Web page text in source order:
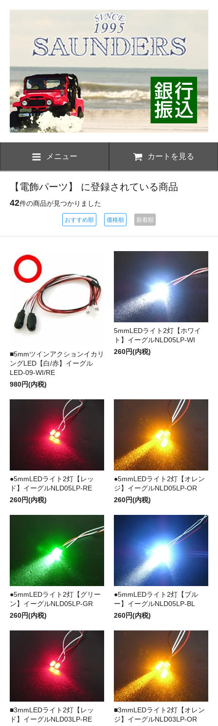
メニュー カートを見る
【電飾パーツ】 に登録されている商品
42件の商品が見つかりました
おすすめ順 価格順 新着順
■5mmツインアクションイカリ
ングLED【白/赤】イーグル
LED-09-WI/RE
980円(内税)
5mmLEDライト2灯【ホワイ
ト】イーグルNLD05LP-WI
260円(内税)
●5mmLEDライト2灯【レッ
ド】イーグルNLD05LP-RE
260円(内税)
●5mmLEDライト2灯【オレン
ジ】イーグルNLD05LP-OR
260円(内税)
●5mmLEDライト2灯【グリー
ン】イーグルNLD05LP-GR
260円(内税)
●5mmLEDライト2灯【ブル
ー】イーグルNLD05LP-BL
260円(内税)
■3mmLEDライト2灯【レッ
ド】イーグルNLD03LP-RE
■3mmLEDライト2灯【オレン
ジ】イーグルNLD03LP-OR